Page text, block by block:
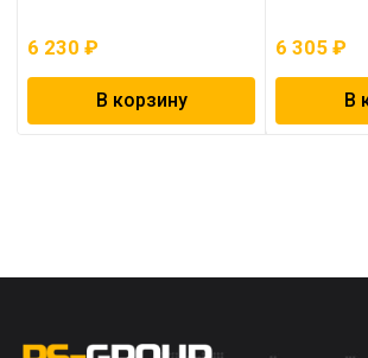
6 230 ₽
В корзину
6 305₽
В